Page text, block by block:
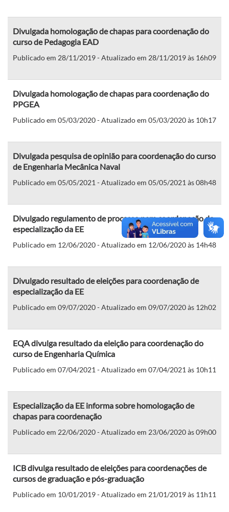
Divulgada homologação de chapas para coordenação do
curso de Pedagogia EAD
Publicado em 28/11/2019 - Atualizado em 28/11/2019 às 16h09
Divulgada homologação de chapas para coordenação do
PPGEA
Publicado em 05/03/2020 - Atualizado em 05/03/2020 às 10h17
Divulgada pesquisa de opinião para coordenação do curso
de Engenharia Mecânica Naval
Publicado em 05/05/2021 - Atualizado em 05/05/2021 às 08h48
Divulgado regulamento de processo para coordenação de
especialização da EE
Publicado em 12/06/2020 - Atualizado em 12/06/2020 às 14h48
Divulgado resultado de eleições para coordenação de
especialização da EE
Publicado em 09/07/2020 - Atualizado em 09/07/2020 às 12h02
EQA divulga resultado da eleição para coordenação do
curso de Engenharia Química
Publicado em 07/04/2021 - Atualizado em 07/04/2021 às 10h11
Especialização da EE informa sobre homologação de
chapas para coordenação
Publicado em 22/06/2020 - Atualizado em 23/06/2020 às 09h00
ICB divulga resultado de eleições para coordenações de
cursos de graduação e pós-graduação
Publicado em 10/01/2019 - Atualizado em 21/01/2019 às 11h11